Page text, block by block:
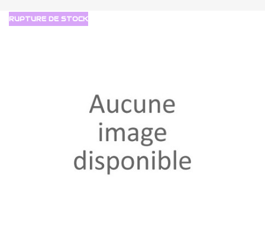
RUPTURE DE STOCK